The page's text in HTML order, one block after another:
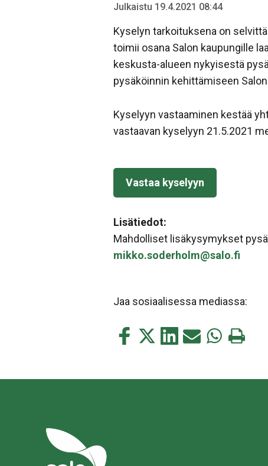
Julkaistu 19.4.2021 08:44
Kyselyn tarkoituksena on
toimii osana Salon kaupungille
keskusta-alueen nykyisestä
pysäköinnin kehittämiseen
Kyselyyn vastaaminen kestää
vastaavan kyselyyn 21.5.2021
Vastaa kyselyyn
Lisätiedot:
Mahdolliset lisäkysymykset
mikko.soderholm@salo.fi
Jaa sosiaalisessa mediassa:
Jaa
Jaa
Jaa Jaa Jaa Tulosta